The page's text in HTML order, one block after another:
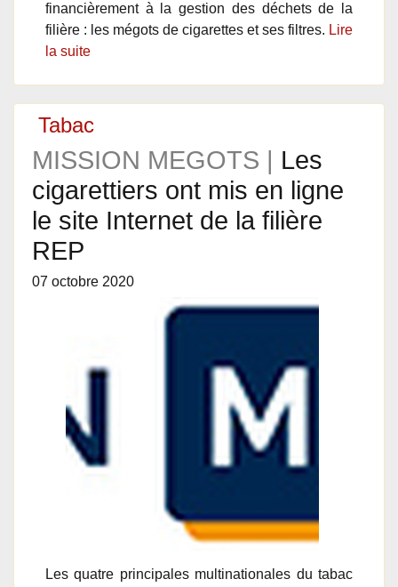
financièrement à la gestion des déchets de la
filière : les mégots de cigarettes et ses filtres. Lire
la suite
Tabac
MISSION MEGOTS | Les
cigarettiers ont mis en ligne
le site Internet de la filière
REP
07 octobre 2020
Les quatre principales multinationales du tabac